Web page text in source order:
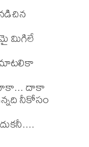
మిగిలే
దాకా
నీకోసం